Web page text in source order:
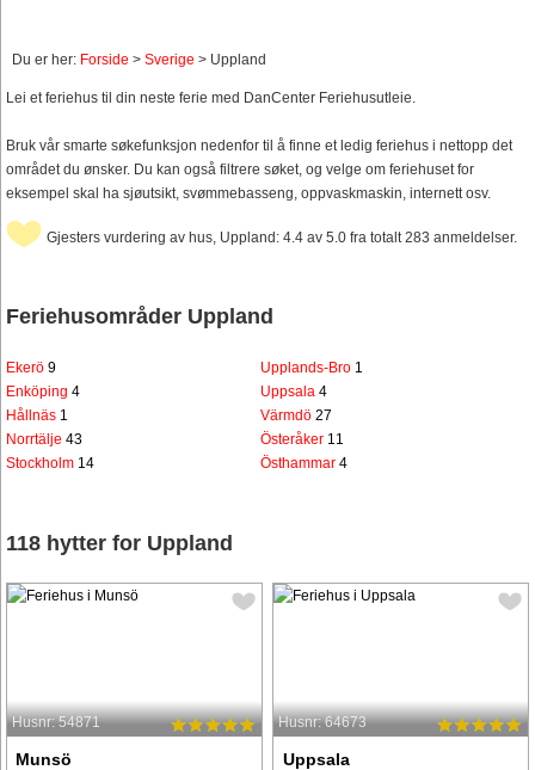
Du er her: Forside > Sverige > Uppland
Lei et feriehus til din neste ferie med DanCenter Feriehusutleie.
Bruk vår smarte søkefunksjon nedenfor til å finne et ledig feriehus i nettopp det
området du ønsker. Du kan også filtrere søket, og velge om feriehuset for
eksempel skal ha sjøutsikt, svømmebasseng, oppvaskmaskin, internett osv.
Gjesters vurdering av hus, Uppland: 4.4 av 5.0 fra totalt 283 anmeldelser.
Feriehusområder Uppland
Ekerö 9
Enköping 4
Hållnäs 1
Norrtälje 43
Stockholm 14
Upplands-Bro 1
Uppsala 4
Värmdö 27
Österåker 11
Östhammar 4
118 hytter for Uppland
Husnr: 54871
Munsö
Husnr: 64673
Uppsala